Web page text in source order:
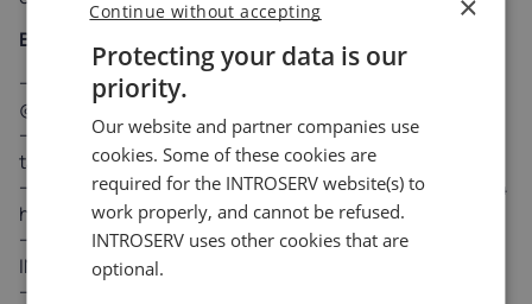
Banderas rojas - Probable Phishing:
El remitente no pertenece al dominio
@INTROSERV.COM
Solicitud de contraseñas, códigos 2FA o datos de
tarjetas.
Urgencia artificial ("¡Su cuenta será suspendida en 24
horas!")
Los enlaces no apuntan al dominio oficial
INTROSERV.COM
Protecting your data is our
priority.
Our website and partner companies use
cookies. Some of these cookies are
required for the INTROSERV website(s) to
work properly, and cannot be refused.
INTROSERV uses other cookies that are
optional.
Continue without accepting